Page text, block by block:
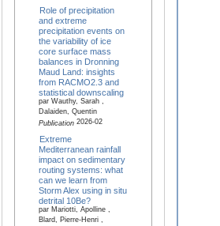
Role of precipitation
and extreme
precipitation events on
the variability of ice
core surface mass
balances in Dronning
Maud Land: insights
from RACMO2.3 and
statistical downscaling
par Wauthy, Sarah ,
Dalaiden, Quentin
Publication2026-02
Extreme
Mediterranean rainfall
impact on sedimentary
routing systems: what
can we learn from
Storm Alex using in situ
detrital 10Be?
par Mariotti, Apolline ,
Blard, Pierre-Henri ,